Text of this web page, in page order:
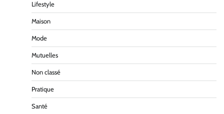
Lifestyle
Maison
Mode
Mutuelles
Non classé
Pratique
Santé